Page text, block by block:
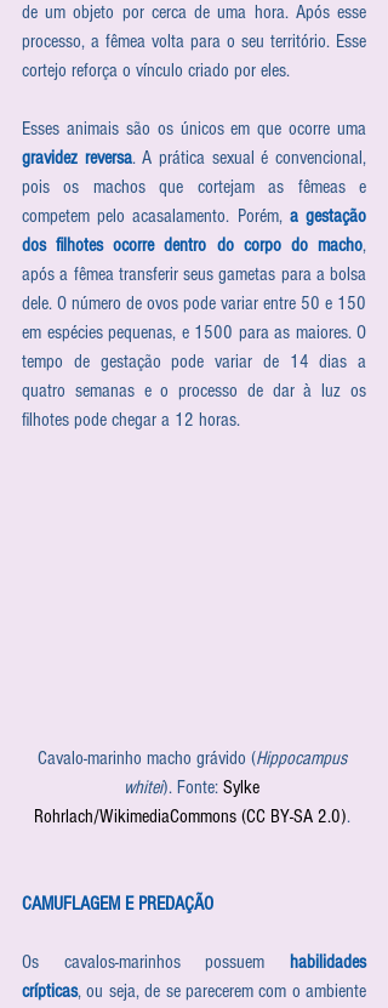
de um objeto por cerca de uma hora. Após esse
processo, a fêmea volta para o seu território. Esse
cortejo reforça o vínculo criado por eles.
gravidez reversa. A prática sexual é convencional,
pois os machos que cortejam as fêmeas e
competem pelo acasalamento. Porém, a gestação
dos filhotes ocorre dentro do corpo do macho,
após a fêmea transferir seus gametas para a bolsa
dele. O número de ovos pode variar entre 50 e 150
em espécies pequenas, e 1500 para as maiores. O
tempo de gestação pode variar de 14 dias a
quatro semanas e o processo de dar à luz os
filhotes pode chegar a 12 horas.
Cavalo-marinho macho grávido (Hippocampus
whitei). Fonte: Sylke
Rohrlach/WikimediaCommons (CC BY-SA 2.0).
CAMUFLAGEM E PREDAÇÃO
Os cavalos-marinhos possuem habilidades
crípticas, ou seja, de se parecerem com o ambiente